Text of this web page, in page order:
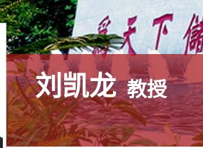
刘凯龙 教授